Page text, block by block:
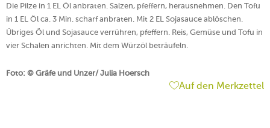
Die Pilze in 1 EL Öl anbraten. Salzen, pfeffern, herausnehmen. Den Tofu
in 1 EL Öl ca. 3 Min. scharf anbraten. Mit 2 EL Sojasauce ablöschen.
Übriges Öl und Sojasauce verrühren, pfeffern. Reis, Gemüse und Tofu in
vier Schalen anrichten. Mit dem Würzöl beträufeln.
Foto: © Gräfe und Unzer/ Julia Hoersch
Auf den Merkzettel